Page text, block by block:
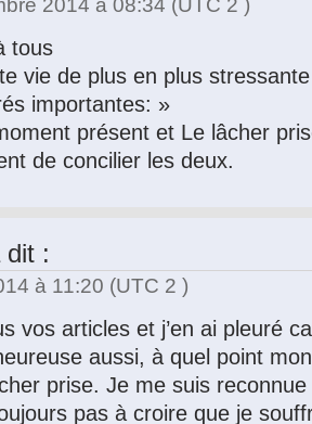
2014 à 08:34 (UTC 2 )
tous
vie de plus en plus
importantes: »
présent et Le lâcher
de concilier les deux.
:
à 11:20 (UTC 2 )
vos articles et j’en ai pleuré
aussi, à quel point
prise. Je me suis
pas à croire que je